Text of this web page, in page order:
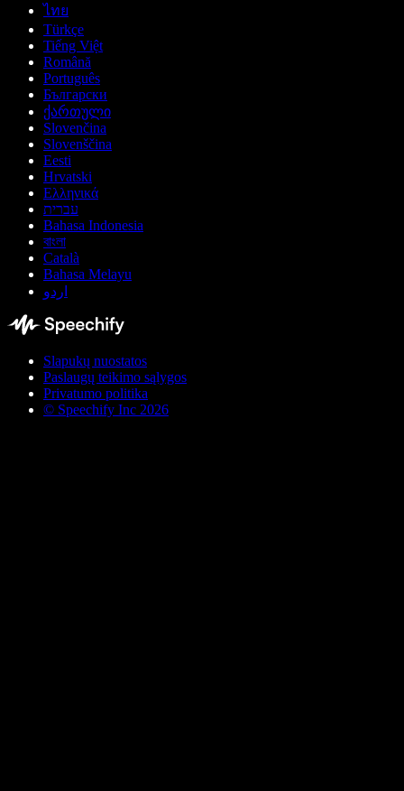
ไทย
Türkçe
Tiếng Việt
Română
Português
Български
ქართული
Slovenčina
Slovenščina
Eesti
Hrvatski
Ελληνικά
עברית
Bahasa Indonesia
বাংলা
Català
Bahasa Melayu
اردو
Slapukų nuostatos
Paslaugų teikimo sąlygos
Privatumo politika
© Speechify Inc 2026